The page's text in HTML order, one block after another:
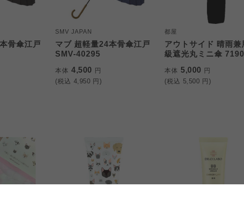
骨傘江戸
SMV JAPAN
マブ 超軽量24本骨傘江戸
SMV-40295
本体 4,500 円
(税込 4,950 円)
都屋
アウトサイド 晴雨兼
級遮光丸ミニ傘
本体 5,000 円
(税込 5,500 円)
（ご利用規約・ご利用規程）につい
個人情報保護方針について
受けて、コープきんき事業連合が運営しています。お預かりし
商取引法に基づく表記について